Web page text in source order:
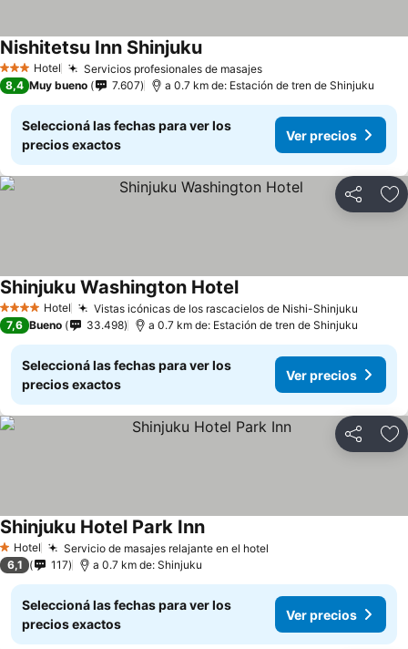
3 Estrellas
Hotel Servicios profesionales de masajes
Nishitetsu Inn Shinjuku
8,4 Muy bueno 7.607 a 0.7 km de: Estación de tren de Shinjuku
Seleccioná las fechas para ver los
precios exactos
Ver precios
Compartir
4 EstrellasHotel Vistas icónicas de los rascacielos de Nishi-Shinjuku
Shinjuku Washington Hotel
7,6 Bueno 33.498 a 0.7 km de: Estación de tren de Shinjuku
Seleccioná las fechas para ver los
precios exactos
Ver precios
Compartir
1 Estrellas
Hotel Servicio de masajes relajante en el hotel
Shinjuku Hotel Park Inn
6,1 117 a 0.7 km de: Shinjuku
Seleccioná las fechas para ver los
precios exactos
Ver precios